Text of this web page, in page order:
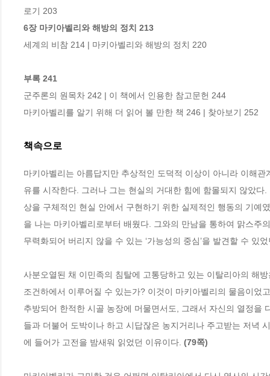
6장 마키아벨리와 해방의 정치 213
세계의 비참 214 | 마키아벨리와 해방의 정치 220
부록 241
군주론의 원목차 242 | 이 책에서 인용한 참고문헌 244
마키아벨리를 알기 위해 더 읽어 볼 만한 책 246 | 찾아보기 252
책속으로
마키아벨리는 아름답지만 추상적인 도덕적 이상이 아니라 이해
유를 시작한다. 그러나 그는 현실의 거대한 힘에 함몰되지 않았다
상을 구체적인 현실 안에서 구현하기 위한 실제적인 행동의 기예
을 나는 마키아벨리로부터 배웠다. 그와의 만남을 통하여 맑스주
무력화되어 버리지 않을 수 있는 ‘가능성의 중심’을 발견할 수 있
사분오열된 채 이민족의 침탈에 고통당하고 있는 이탈리아의 해
조건하에서 이루어질 수 있는가? 이것이 마키아벨리의 물음이었
추방되어 한적한 시골 농장에 머물면서도, 그래서 자신의 열정을
들과 더불어 도박이나 하고 시답잖은 농지거리나 주고받는 저녁
에 들어가 고전을 밤새워 읽었던 이유이다. (79쪽)